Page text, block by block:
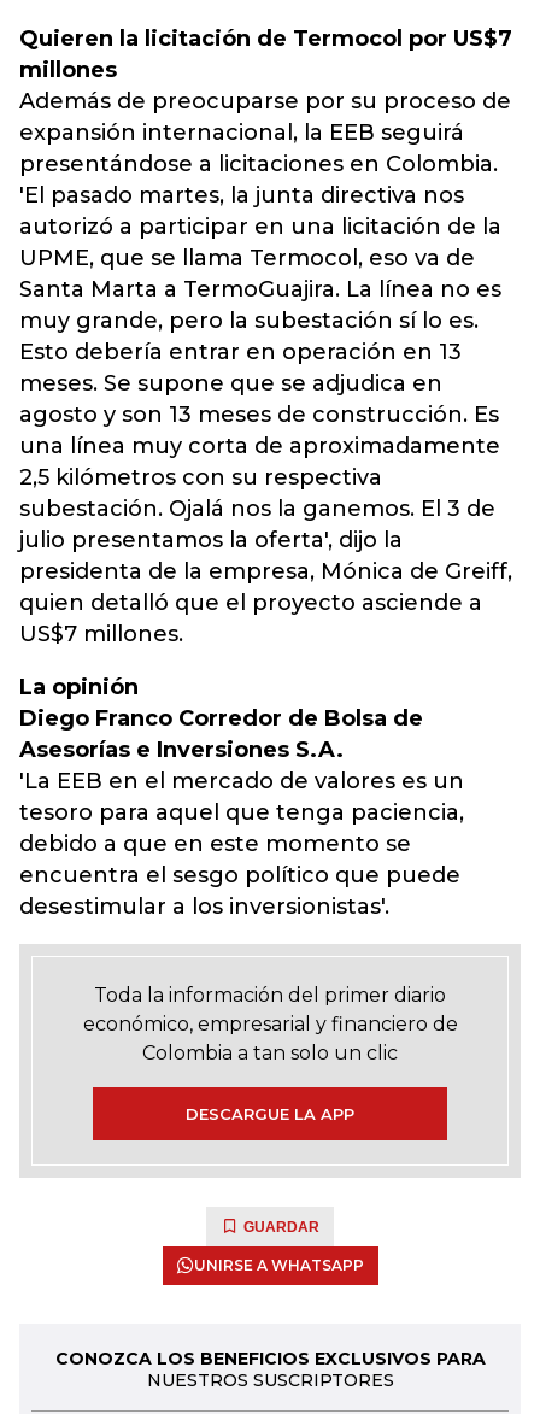
Quieren la licitación de Termocol por US$7
millones
Además de preocuparse por su proceso de
expansión internacional, la EEB seguirá
presentándose a licitaciones en Colombia.
'El pasado martes, la junta directiva nos
autorizó a participar en una licitación de la
UPME, que se llama Termocol, eso va de
Santa Marta a TermoGuajira. La línea no es
muy grande, pero la subestación sí lo es.
Esto debería entrar en operación en 13
meses. Se supone que se adjudica en
agosto y son 13 meses de construcción. Es
una línea muy corta de aproximadamente
2,5 kilómetros con su respectiva
subestación. Ojalá nos la ganemos. El 3 de
julio presentamos la oferta', dijo la
presidenta de la empresa, Mónica de Greiff,
quien detalló que el proyecto asciende a
US$7 millones.
La opinión
Diego Franco Corredor de Bolsa de
Asesorías e Inversiones S.A.
'La EEB en el mercado de valores es un
tesoro para aquel que tenga paciencia,
debido a que en este momento se
encuentra el sesgo político que puede
desestimular a los inversionistas'.
Toda la información del primer diario
económico, empresarial y financiero de
Colombia a tan solo un clic
DESCARGUE LA APP
GUARDAR
UNIRSE A WHATSAPP
CONOZCA LOS BENEFICIOS EXCLUSIVOS PARA
NUESTROS SUSCRIPTORES